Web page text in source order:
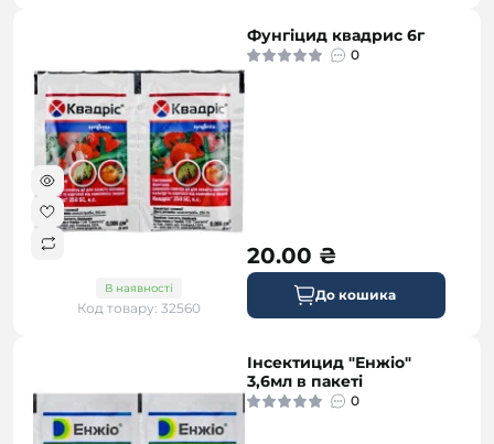
В наявності
Код товару: 32560
Фунгіцид квадрис 6г
0
20.00 ₴
До кошика
Інсектицид "Енжіо"
3,6мл в пакеті
0